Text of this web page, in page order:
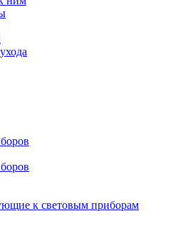
к световым приборам